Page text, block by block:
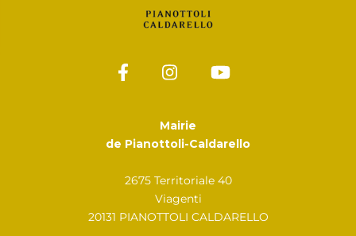
Mairie
de Pianottoli-Caldarello
2675 Territoriale 40
Viagenti
20131 PIANOTTOLI CALDARELLO